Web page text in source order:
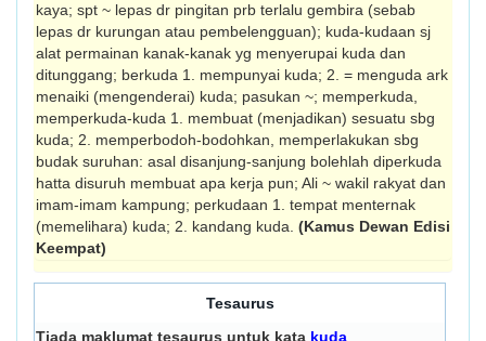
kaya; spt ~ lepas dr pingitan prb terlalu gembira (sebab
lepas dr kurungan atau pem­belengguan); kuda-kudaan sj
alat permainan kanak­-kanak yg menyerupai kuda dan
ditunggang; berkuda 1. mempunyai kuda; 2. = menguda ark
menaiki (mengenderai) kuda; pasukan ~; memperkuda,
memperkuda-kuda 1. mem­buat (menjadikan) sesuatu sbg
kuda; 2. memperbodoh-bodohkan, memperlakukan sbg
budak suruhan: asal disanjung-sanjung bolehlah diperkuda
hatta disuruh membuat apa kerja pun; Ali ~ wakil rakyat dan
imam-imam kampung; perkudaan 1. tempat menternak
(meme­lihara) kuda; 2. kandang kuda. (Kamus Dewan Edisi
Keempat)
Tesaurus
Tiada maklumat tesaurus untuk kata kuda